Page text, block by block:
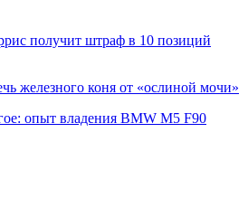
получит штраф в 10 позиций
железного коня от «ослиной мочи»
опыт владения BMW M5 F90